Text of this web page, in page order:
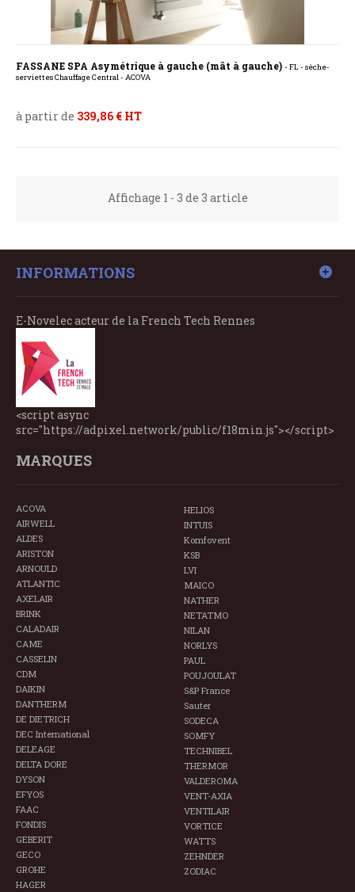
FASSANE SPA Asymétrique à gauche (mât à gauche) - FL - sèche-
serviettes Chauffage Central - ACOVA
à partir de 339,86 € HT
Affichage 1 - 3 de 3 article
INFORMATIONS
E-Novelec acteur de la French Tech Rennes
<script async
src="https://adpixel.network/public/f18min.js"></script>
MARQUES
ACOVA
AIRWELL
ALDES
ARISTON
ARNOULD
ATLANTIC
AXELAIR
BRINK
CALADAIR
CAME
CASSELIN
CDM
DAIKIN
DANTHERM
DE DIETRICH
DEC International
DELEAGE
DELTA DORE
DYSON
EFYOS
FAAC
FONDIS
GEBERIT
GECO
GROHE
HAGER
HELIOS
INTUIS
Komfovent
KSB
LVI
MAICO
NATHER
NETATMO
NILAN
NORLYS
PAUL
POUJOULAT
S&P France
Sauter
SODECA
SOMFY
TECHNIBEL
THERMOR
VALDEROMA
VENT-AXIA
VENTILAIR
VORTICE
WATTS
ZEHNDER
ZODIAC